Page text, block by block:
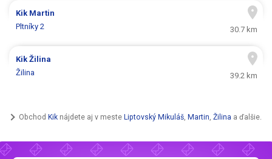
Kik Martin
Pltníky 2
30.7 km
KikŽilina
Žilina
39.2 km
Obchod Kik nájdete aj v meste Liptovský Mikuláš, Martin, Žilina a ďalšie.